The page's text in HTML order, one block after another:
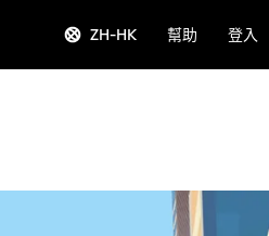
ZH-HK 幫助 登入